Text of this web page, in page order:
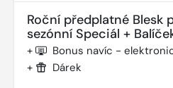
Roční předplatné Blesk
sezónní Speciál +
+ Bonus navíc -
+ Dárek